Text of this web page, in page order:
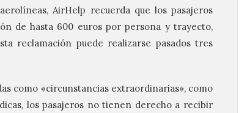
AirHelp recuerda que los pasajeros
de hasta 600 euros por persona y trayecto,
reclamación puede realizarse pasados tres
como «circunstancias extraordinarias», como
los pasajeros no tienen derecho a recibir